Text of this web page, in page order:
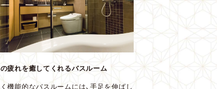
疲れを癒してくれるバスルーム
機能的なバスルームには、手足を伸ばし